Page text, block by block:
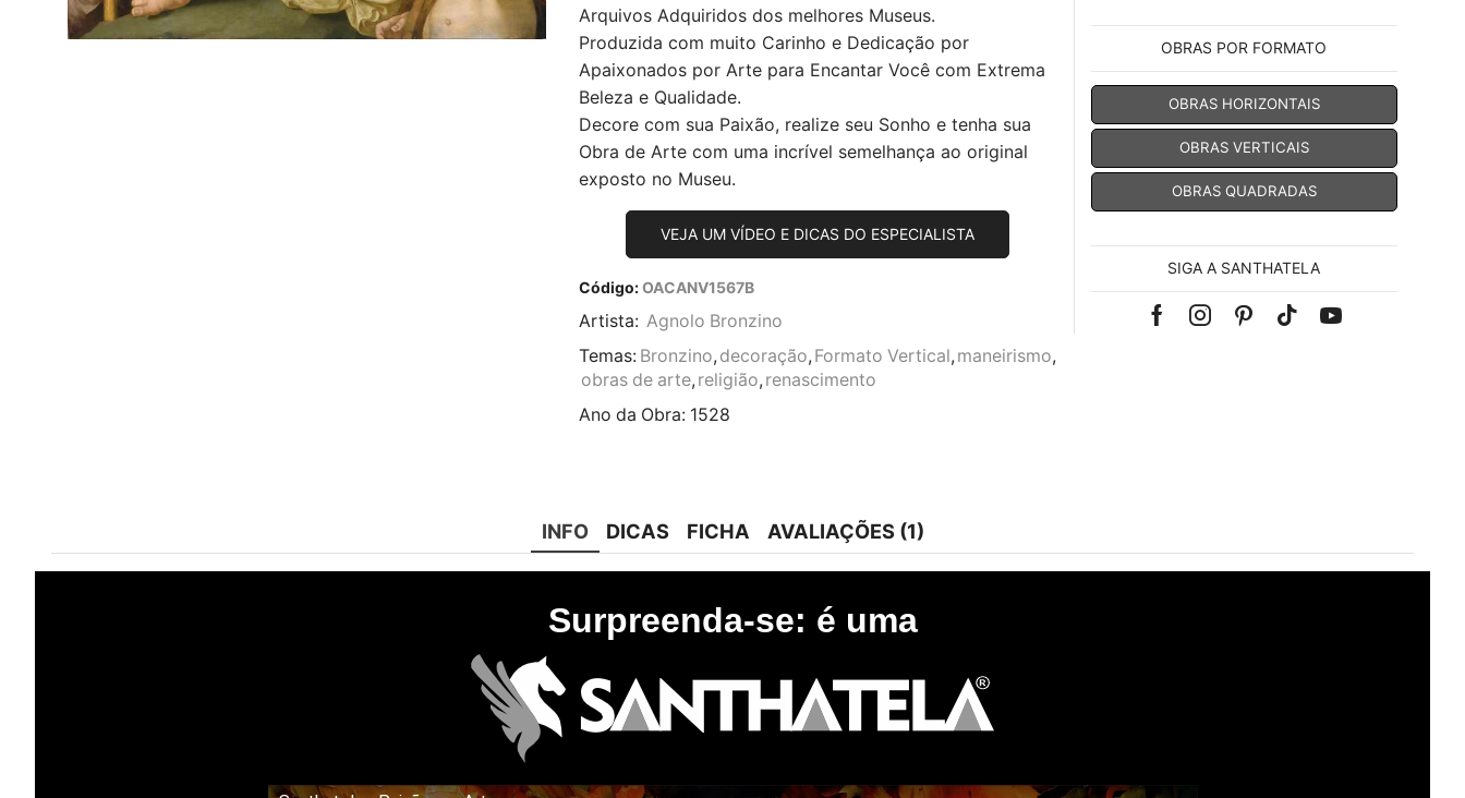
Arquivos Adquiridos dos melhores Museus.
Produzida com muito Carinho e Dedicação por
Apaixonados por Arte para Encantar Você com Extrema
Beleza e Qualidade.
Decore com sua Paixão, realize seu Sonho e tenha sua
Obra de Arte com uma incrível semelhança ao original
exposto no Museu.
VEJA UM VÍDEO E DICAS DO ESPECIALISTA
Código:OACANV1567B
Artista: Agnolo Bronzino
Temas: Bronzino, decoração, Formato Vertical, maneirismo,
obras de arte, religião, renascimento
Ano da Obra: 1528
OBRAS POR FORMATO
OBRAS HORIZONTAIS
OBRAS VERTICAIS
OBRAS QUADRADAS
SIGA A SANTHATELA
FacebookInstagramPinterest
Tik-Youtube
INFO DICAS FICHA AVALIAÇÕES (1)
Surpreenda-se: é uma